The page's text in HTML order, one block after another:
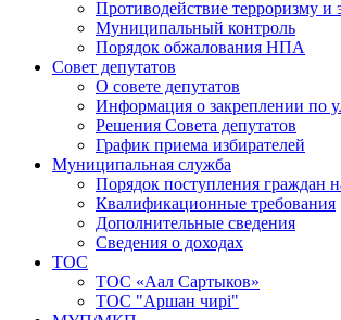
Противодействие терроризму и
Муниципальный контроль
Порядок обжалования НПА
Совет депутатов
О совете депутатов
Информация о закреплении по
Решения Совета депутатов
График приема избирателей
Муниципальная служба
Порядок поступления граждан
Квалификационные требования
Дополнительные сведения
Сведения о доходах
ТОС
ТОС «Аал Сартыков»
ТОС "Аршан чирi"